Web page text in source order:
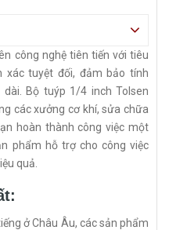
công nghệ tiên tiến với tiêu
xác tuyệt đối, đảm bảo tính
Bộ tuýp 1/4 inch Tolsen
các xưởng cơ khí, sửa chữa
hoàn thành công việc một
phẩm hỗ trợ cho công việc
quả.
ở Châu Âu, các sản phẩm